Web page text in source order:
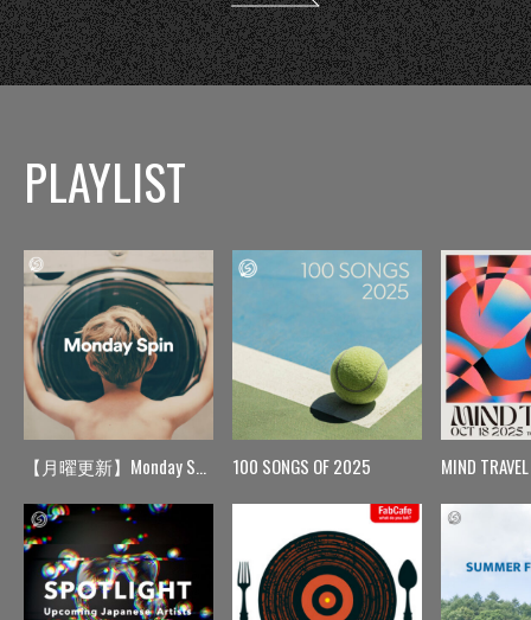
PLAYLIST
【月曜更新】Monday Spin 100 SONGS OF 2025 MIND TRAVEL